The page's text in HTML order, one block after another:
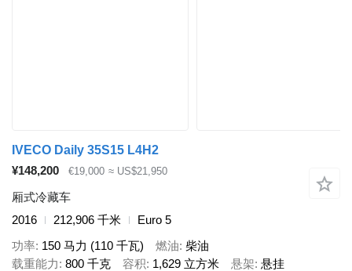
IVECO Daily 35S15 L4H2
¥148,200
€19,000 ≈ US$21,950
厢式冷藏车
2016
212,906 千米
Euro 5
功率 150 马力 (110 千瓦) 燃油 柴油
载重能力 800 千克 容积 1,629 立方米 悬架 悬挂